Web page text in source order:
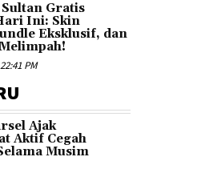
Sultan Gratis
Ini: Skin
Eksklusif, dan
PM
Ajak
Aktif Cegah
Musim